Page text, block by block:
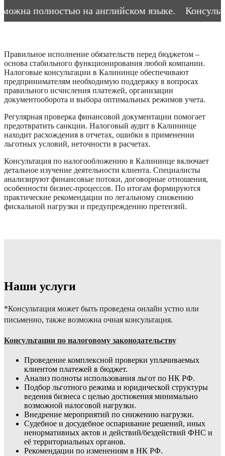
полностью на английском языке.
Правильное исполнение обязательств перед бюджетом –
основа стабильного функционирования любой компании.
Налоговые консультации в Калининце обеспечивают
предпринимателям необходимую поддержку в вопросах
правильного исчисления платежей, организации
документооборота и выбора оптимальных режимов учета.
Регулярная проверка финансовой документации помогает
предотвратить санкции. Налоговый аудит в Калининце
находит расхождения в отчетах, ошибки в применении
льготных условий, неточности в расчетах.
Консультация по налогообложению в Калининце включает
детальное изучение деятельности клиента. Специалисты
анализируют финансовые потоки, договорные отношения,
особенности бизнес-процессов. По итогам формируются
практические рекомендации по легальному снижению
фискальной нагрузки и предупреждению претензий.
Наши услуги
*Консультация может быть проведена онлайн устно или
письменно, также возможна очная консультация.
Консультации по налоговому законодательству
Проведение комплексной проверки уплачиваемых
клиентом платежей в бюджет.
Анализ полноты использования льгот по НК РФ.
Подбор льготного режима и юридической структуры
ведения бизнеса с целью достижения минимально
возможной налоговой нагрузки.
Внедрение мероприятий по снижению нагрузки.
Судебное и досудебное оспаривание решений, иных
ненормативных актов и дейст­вий/бездействий ФНС и
её территориальных органов.
Рекомендации по изменениям в НК РФ.